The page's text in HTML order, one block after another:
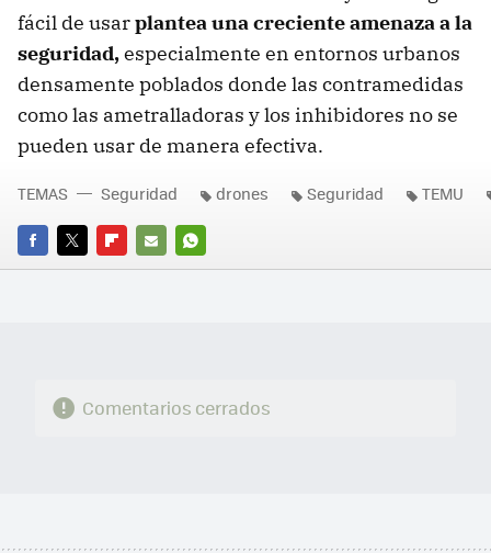
fácil de usarplantea una creciente amenaza a la
seguridad,especialmente en entornos urbanos
densamente poblados donde las contramedidas
como las ametralladoras y los inhibidores no se
pueden usar de manera efectiva.
FACEBOOK
TWITTERFLIPBOARD
E-
WHATSAPP
TEMAS Seguridad drones Seguridad TEMU
Comentarios cerrados